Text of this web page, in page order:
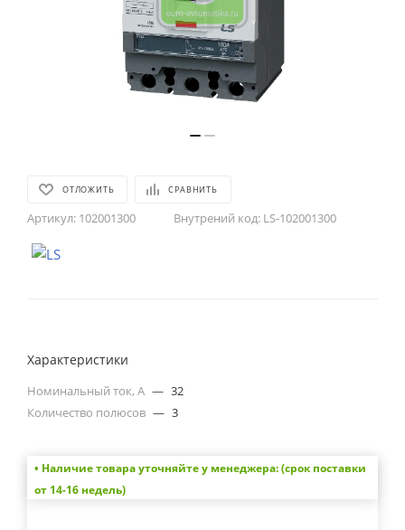
ОТЛОЖИТЬ СРАВНИТЬ
Артикул: 102001300 Внутрений код: LS-102001300
Характеристики
Номинальный ток, А — 32
Количество полюсов — 3
• Наличие товара уточняйте у менеджера: (срок поставки
от 14-16 недель)